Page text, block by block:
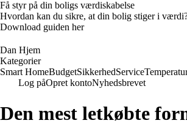
Få styr på din boligs værdiskabelse
Hvordan kan du sikre, at din bolig stiger i
Download guiden her
Dan Hjem
Kategorier
Smart HomeBudgetSikkerhedService
Log påOpret kontoNyhedsbrevet
Den mest letkøbte